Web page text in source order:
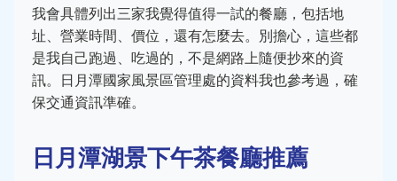
我會具體列出三家我覺得值得一試的餐廳，包括地
址、營業時間、價位，還有怎麼去。別擔心，這些都
是我自己跑過、吃過的，不是網路上隨便抄來的資
訊。日月潭國家風景區管理處的資料我也參考過，確
保交通資訊準確。
日月潭湖景下午茶餐廳推薦